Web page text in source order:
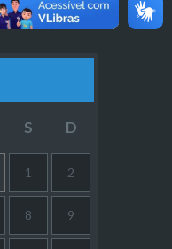
S D
1 2
8 9